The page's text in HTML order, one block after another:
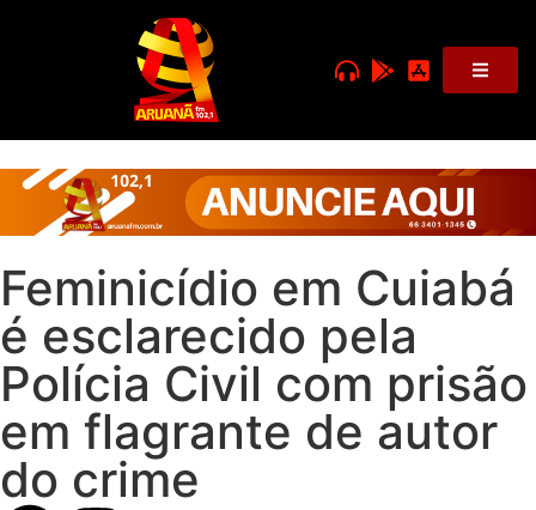
Feminicídio em Cuiabá
é esclarecido pela
Polícia Civil com prisão
em flagrante de autor
do crime